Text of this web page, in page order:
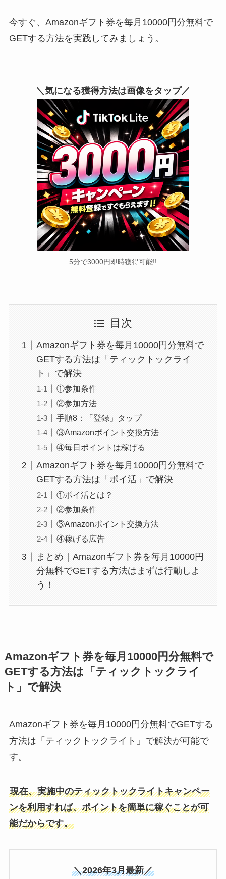
今すぐ、Amazonギフト券を毎月10000円分無料で
GETする方法を実践してみましょう。
＼気になる獲得方法は画像をタップ／
5分で3000円即時獲得可能!!
目次
Amazonギフト券を毎月10000円分無料で
GETする方法は「ティックトックライ
ト」で解決
①参加条件
②参加方法
手順8：「登録」タップ
③Amazonポイント交換方法
④毎日ポイントは稼げる
Amazonギフト券を毎月10000円分無料で
GETする方法は「ポイ活」で解決
①ポイ活とは？
②参加条件
③Amazonポイント交換方法
④稼げる広告
まとめ｜Amazonギフト券を毎月10000円
分無料でGETする方法はまずは行動しよ
う！
Amazonギフト券を毎月10000円分無料で
GETする方法は「ティックトックライ
ト」で解決
Amazonギフト券を毎月10000円分無料でGETする
方法は「ティックトックライト」で解決が可能で
す。
現在、実施中のティックトックライトキャンペー
ンを利用すれば、ポイントを簡単に稼ぐことが可
能だからです。
＼2026年3月最新／